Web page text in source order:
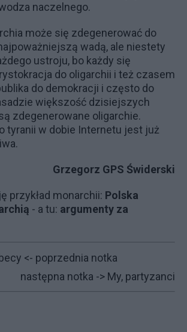
naczelnego.
może się zdegenerować do
wadą, ale niestety
ustroju, bo każdy się
do oligarchii i też czasem
do demokracji i często do
większość dzisiejszych
zdegenerowane oligarchie.
tyranii w dobie Internetu jest już
Grzegorz GPS Świderski
przykład monarchii: Polska
- a tu: argumenty za
<- poprzednia notka
następna notka -> My, partyzanci